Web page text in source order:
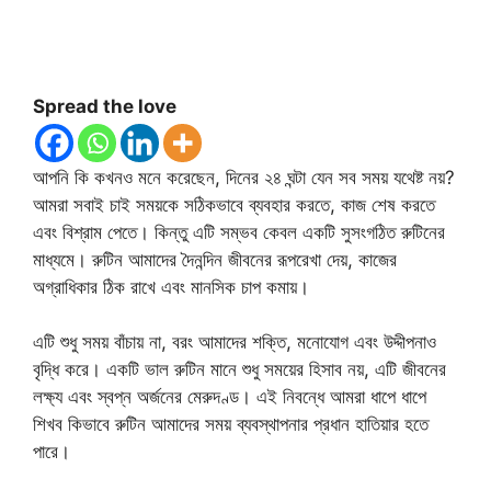
Spread the love
আপনি কি কখনও মনে করেছেন, দিনের ২৪ ঘন্টা যেন সব সময় যথেষ্ট নয়?
আমরা সবাই চাই সময়কে সঠিকভাবে ব্যবহার করতে, কাজ শেষ করতে
এবং বিশ্রাম পেতে। কিন্তু এটি সম্ভব কেবল একটি সুসংগঠিত রুটিনের
মাধ্যমে। রুটিন আমাদের দৈনন্দিন জীবনের রূপরেখা দেয়, কাজের
অগ্রাধিকার ঠিক রাখে এবং মানসিক চাপ কমায়।
এটি শুধু সময় বাঁচায় না, বরং আমাদের শক্তি, মনোযোগ এবং উদ্দীপনাও
বৃদ্ধি করে। একটি ভাল রুটিন মানে শুধু সময়ের হিসাব নয়, এটি জীবনের
লক্ষ্য এবং স্বপ্ন অর্জনের মেরুদণ্ড। এই নিবন্ধে আমরা ধাপে ধাপে
শিখব কিভাবে রুটিন আমাদের সময় ব্যবস্থাপনার প্রধান হাতিয়ার হতে
পারে।